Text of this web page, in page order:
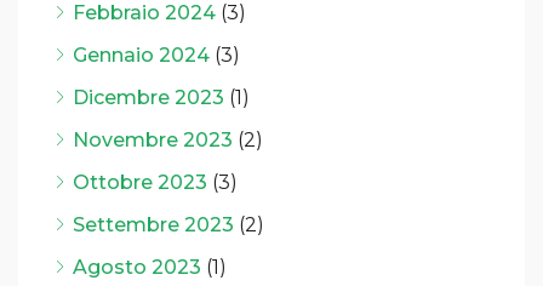
Febbraio 2024 (3)
Gennaio 2024 (3)
Dicembre 2023 (1)
Novembre 2023 (2)
Ottobre 2023 (3)
Settembre 2023 (2)
Agosto 2023 (1)